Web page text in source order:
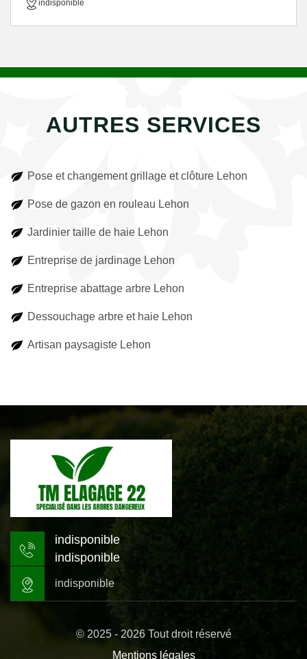
indisponible
AUTRES SERVICES
Pose et changement grillage et clôture Lehon
Pose de gazon en rouleau Lehon
Jardinier taille de haie Lehon
Entreprise de jardinage Lehon
Entreprise abattage arbre Lehon
Dessouchage arbre et haie Lehon
Artisan paysagiste Lehon
indisponible
indisponible
indisponible
© 2025 - 2026 Tout droit réservé
Mentions légales